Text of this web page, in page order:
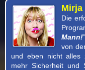
Mirja
Die
Mann!
von
und eben nicht alles
mehr Sicherheit und